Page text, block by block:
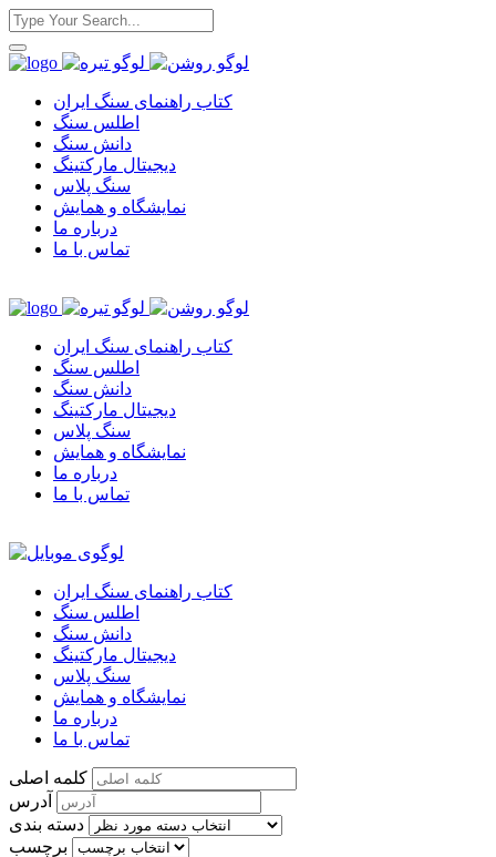
کتاب راهنمای سنگ ایران
اطلس سنگ
دانش سنگ
دیجیتال مارکتینگ
سنگ پلاس
نمایشگاه و همایش
درباره ما
تماس با ما
کتاب راهنمای سنگ ایران
اطلس سنگ
دانش سنگ
دیجیتال مارکتینگ
سنگ پلاس
نمایشگاه و همایش
درباره ما
تماس با ما
کتاب راهنمای سنگ ایران
اطلس سنگ
دانش سنگ
دیجیتال مارکتینگ
سنگ پلاس
نمایشگاه و همایش
درباره ما
تماس با ما
کلمه اصلی
آدرس
دسته بندی
برچسب